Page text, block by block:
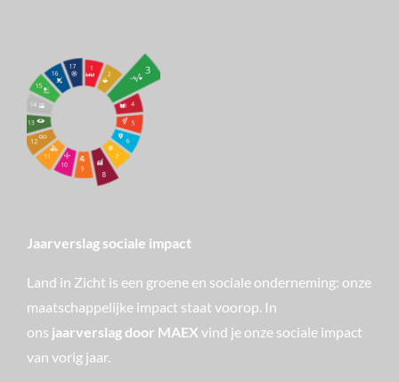
Jaarverslag sociale impact
Land in Zicht is een groene en sociale onderneming: onze
maatschappelijke impact staat voorop. In
ons jaarverslag door MAEX vind je onze sociale impact
van vorig jaar.